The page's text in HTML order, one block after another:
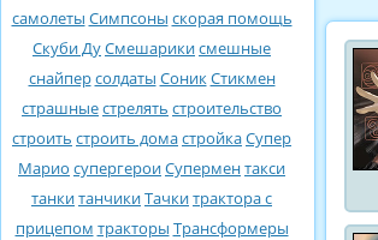
самолеты Симпсоны скорая помощь
Скуби ДуСмешарикисмешные
снайперсолдаты СоникСтикмен
страшныестрелять строительство
строить строить домастройкаСупер
Марио супергероиСуперментакси
танкитанчикиТачкитрактора с
прицепом тракторы Трансформеры